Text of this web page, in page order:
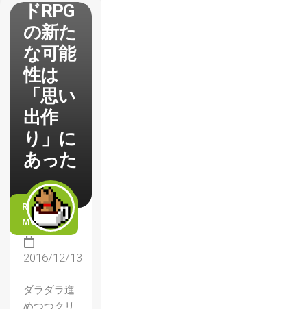
ドRPG
の新た
な可能
性は
「思い
出作
り」に
あった
READ
MORE
2016/12/13
ダラダラ進
めつつクリ